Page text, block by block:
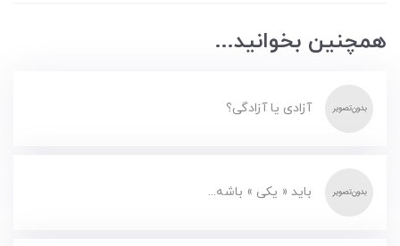
همچنین بخوانید...
آزادی یا آزادگی؟
باید « یکی » باشه...